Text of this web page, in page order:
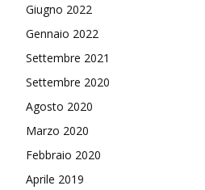
Giugno 2022
Gennaio 2022
Settembre 2021
Settembre 2020
Agosto 2020
Marzo 2020
Febbraio 2020
Aprile 2019